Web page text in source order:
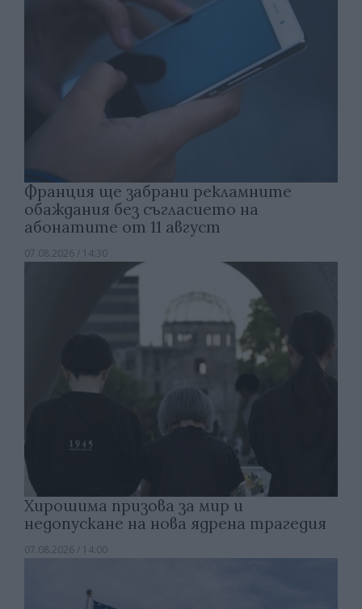
Франция ще забрани рекламните
обаждания без съгласието на
абонатите от 11 август
07.08.2026 / 14:30
Хирошима призова за мир и
недопускане на нова ядрена трагедия
07.08.2026 / 14:00